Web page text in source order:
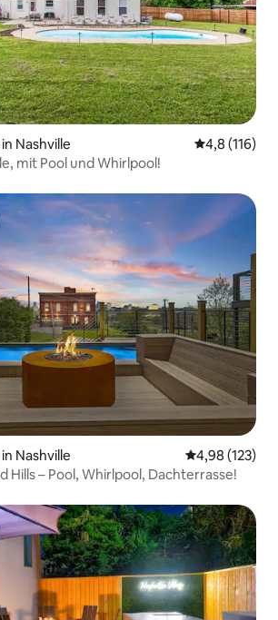
Nashville
4,8 (116)
mit Pool und Whirlpool!
Nashville
4,98 (123)
Hills – Pool, Whirlpool, Dachterrasse!